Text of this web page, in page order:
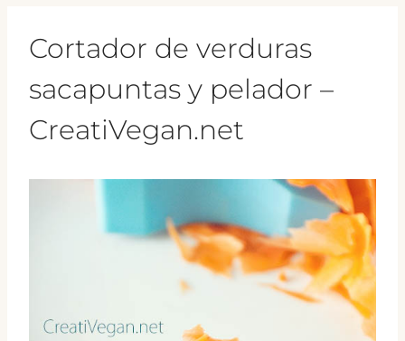
Cortador de verduras
sacapuntas y pelador –
CreatiVegan.net